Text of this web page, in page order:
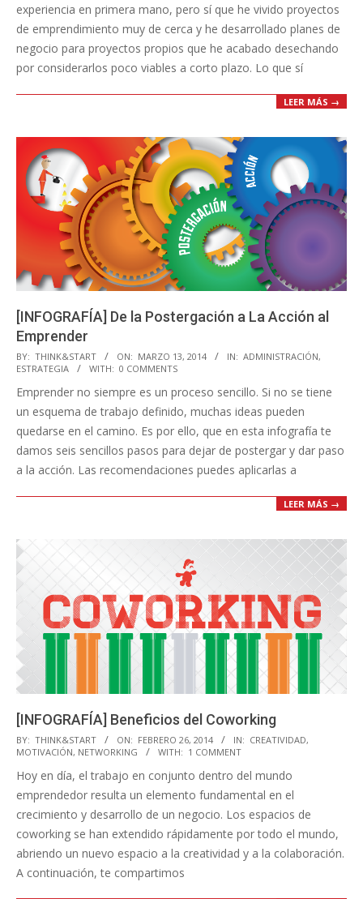
experiencia en primera mano, pero sí que he vivido proyectos
de emprendimiento muy de cerca y he desarrollado planes de
negocio para proyectos propios que he acabado desechando
por considerarlos poco viables a corto plazo. Lo que sí
LEER MÁS →
[INFOGRAFÍA] De la Postergación a La Acción al
Emprender
2014-
03-
13
BY: THINK&START ON: MARZO 13, 2014 IN: ADMINISTRACIÓN,
ESTRATEGIA
WITH: 0 COMMENTS
Emprender no siempre es un proceso sencillo. Si no se tiene
un esquema de trabajo definido, muchas ideas pueden
quedarse en el camino. Es por ello, que en esta infografía te
damos seis sencillos pasos para dejar de postergar y dar paso
a la acción. Las recomendaciones puedes aplicarlas a
LEER MÁS →
[INFOGRAFÍA] Beneficios del Coworking
2014-
02-
26
BY: THINK&START ON: FEBRERO 26, 2014 IN: CREATIVIDAD,
MOTIVACIÓN, NETWORKING WITH: 1 COMMENT
Hoy en día, el trabajo en conjunto dentro del mundo
emprendedor resulta un elemento fundamental en el
crecimiento y desarrollo de un negocio. Los espacios de
coworking se han extendido rápidamente por todo el mundo,
abriendo un nuevo espacio a la creatividad y a la colaboración.
A continuación, te compartimos